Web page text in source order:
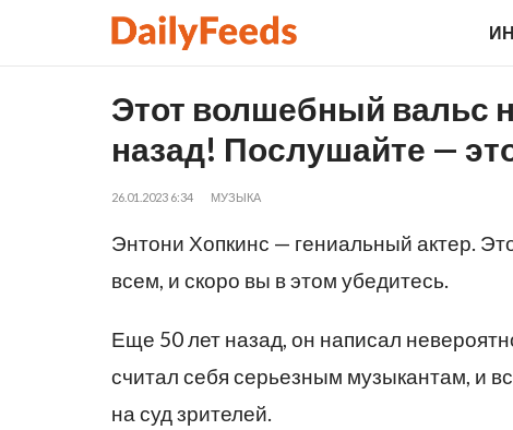
Этот волшебный вальс
назад! Послушайте —
26.01.2023 6:34 МУЗЫКА
Энтони Хопкинс — гениальный актер.
всем, и скоро вы в этом убедитесь.
Еще 50 лет назад, он написал
считал себя серьезным музыкантам, и
на суд зрителей.